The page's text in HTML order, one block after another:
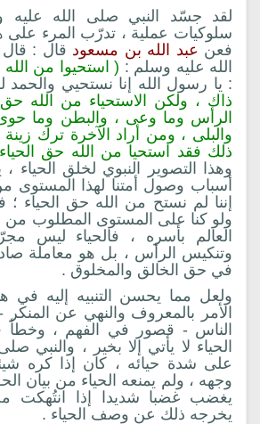
لقد جسّد النبي صلى الله عليه
سلوكيات عملية ، تدرّب المرء على
فعن عبد الله بن مسعود قال :
الله عليه وسلم : ( استحيوا من
: يا رسول الله إنا نستحيي والحمد
ذاك ، ولكن الاستحياء من الله
الرأس وما وعى ، والبطن وما
والبلى ، ومن أراد الآخرة ترك
ذلك فقد استحيا من الله حق
وهذا التصوير النبوي لخلق الحياء ،
أسباب وصول أمتنا لهذا المستوى
إننا لم نستح من الله حق الحياء ؛
ولو كنا على المستوى المطلوب من
العالم بأسره ، فالحياء ليس
وتنكيس الرأس ، بل هو معاملة
في حق الخالق والمخلوق .
ولعل مما يحسن التنبيه إليه في
الأمر بالمعروف والنهي عن
الناس - قصور في الفهم ، وخطأ
الحياء لا يأتي إلا بخير ، والنبي
على شدة حيائه ، كان إذا كره
وجهه ، ولم يمنعه الحياء من بيان
يغضب غضبا شديدا إذا انتُهكت
يخرجه ذلك عن وصف الحياء .